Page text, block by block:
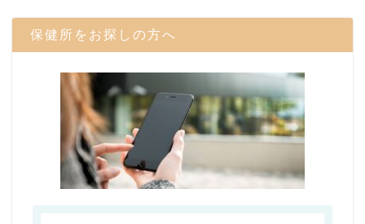
保健所をお探しの方へ